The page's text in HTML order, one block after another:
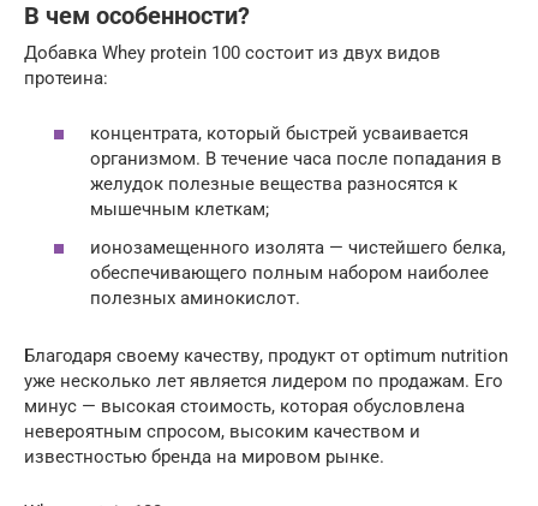
В чем особенности?
Добавка Whey protein 100 состоит из двух видов
протеина:
концентрата, который быстрей усваивается
организмом. В течение часа после попадания в
желудок полезные вещества разносятся к
мышечным клеткам;
ионозамещенного изолята — чистейшего белка,
обеспечивающего полным набором наиболее
полезных аминокислот.
Благодаря своему качеству, продукт от optimum nutrition
уже несколько лет является лидером по продажам. Его
минус — высокая стоимость, которая обусловлена
невероятным спросом, высоким качеством и
известностью бренда на мировом рынке.